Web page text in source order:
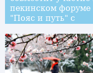
пекинском форуме
"Пояс и путь" с
Китай -- посол РФ в
Китае